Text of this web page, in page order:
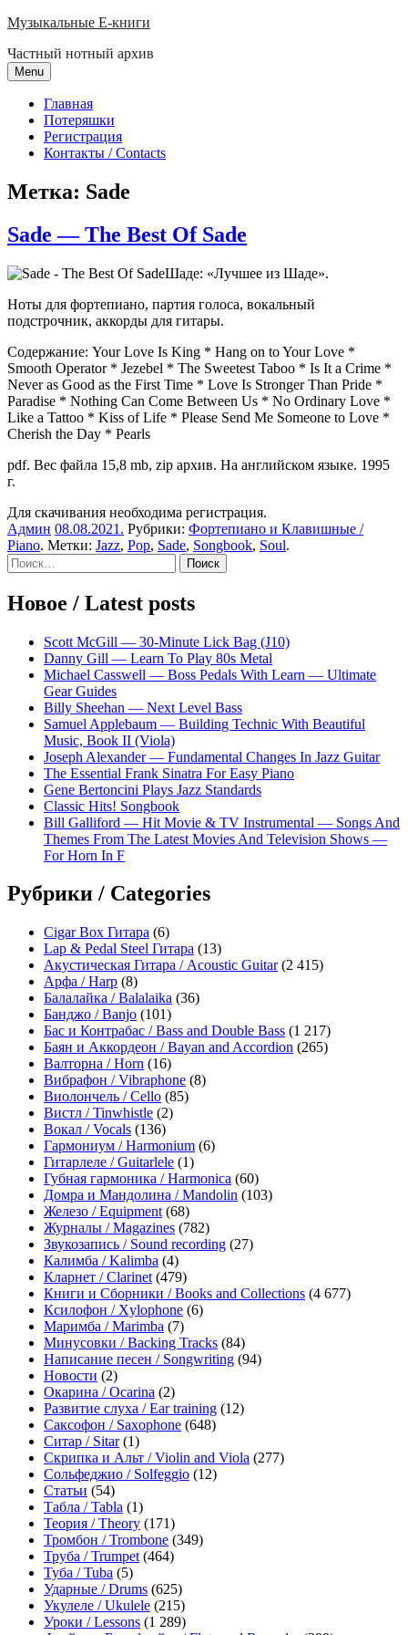
Skip
content
Музыкальные E-книги
Частный нотный архив
Menu
Главная
Потеряшки
Регистрация
Контакты / Contacts
Метка: Sade
Sade — The Best Of Sade
Шаде: «Лучшее из Шаде».
Ноты для фортепиано, партия голоса, вокальный
подстрочник, аккорды для гитары.
Содержание: Your Love Is King * Hang on to Your Love *
Smooth Operator * Jezebel * The Sweetest Taboo * Is It a Crime *
Never as Good as the First Time * Love Is Stronger Than Pride *
Paradise * Nothing Can Come Between Us * No Ordinary Love *
Like a Tattoo * Kiss of Life * Please Send Me Someone to Love *
Cherish the Day * Pearls
pdf. Вес файла 15,8 mb, zip архив. На английском языке. 1995
г.
Для скачивания необходима регистрация.
Админ 08.08.2021 . Рубрики: Фортепиано и Клавишные /
Piano. Метки: Jazz, Pop, Sade, Songbook, Soul.
Sidebar
Найти:
Новое / Latest posts
Scott McGill — 30-Minute Lick Bag (J10)
Danny Gill — Learn To Play 80s Metal
Michael Casswell — Boss Pedals With Learn — Ultimate
Gear Guides
Billy Sheehan — Next Level Bass
Samuel Applebaum — Building Technic With Beautiful
Music, Book II (Viola)
Joseph Alexander — Fundamental Changes In Jazz Guitar
The Essential Frank Sinatra For Easy Piano
Gene Bertoncini Plays Jazz Standards
Classic Hits! Songbook
Bill Galliford — Hit Movie & TV Instrumental — Songs And
Themes From The Latest Movies And Television Shows —
For Horn In F
Рубрики / Categories
Cigar Box Гитара (6)
Lap & Pedal Steel Гитара (13)
Акустическая Гитара / Acoustic Guitar(2 415)
Арфа / Harp (8)
Балалайка / Balalaika (36)
Банджо / Banjo (101)
Бас и Контрабас / Bass and Double Bass (1 217)
Баян и Аккордеон / Bayan and Accordion (265)
Валторна / Horn (16)
Вибрафон / Vibraphone (8)
Виолончель / Cello (85)
Вистл / Tinwhistle (2)
Вокал / Vocals (136)
Гармониум / Harmonium (6)
Гитарлеле / Guitarlele (1)
Губная гармоника / Harmonica (60)
Домра и Мандолина / Mandolin (103)
Железо / Equipment (68)
Журналы / Magazines (782)
Звукозапись / Sound recording (27)
Калимба / Kalimba (4)
Кларнет / Clarinet (479)
Книги и Сборники / Books and Collections (4 677)
Ксилофон / Xylophone (6)
Маримба / Marimba (7)
Минусовки / Backing Tracks (84)
Написание песен / Songwriting (94)
Новости (2)
Окарина / Ocarina (2)
Развитие слуха / Ear training (12)
Саксофон / Saxophone (648)
Ситар / Sitar(1)
Скрипка и Альт / Violin and Viola (277)
Сольфеджио / Solfeggio (12)
Статьи (54)
Табла / Tabla (1)
Теория / Theory (171)
Тромбон / Trombone (349)
Труба / Trumpet (464)
Туба / Tuba (5)
Ударные / Drums (625)
Укулеле / Ukulele (215)
Уроки / Lessons (1 289)